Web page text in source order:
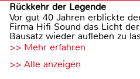
Rückkehr der Legende
Vor gut 40 Jahren erblickte
Firma Hifi Sound das Licht
Bausatz wieder aufleben zu
>> Mehr erfahren
>> Alle anzeigen